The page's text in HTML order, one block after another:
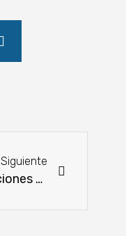
Siguiente
Soluciones en transporte de carga internacional y construcción